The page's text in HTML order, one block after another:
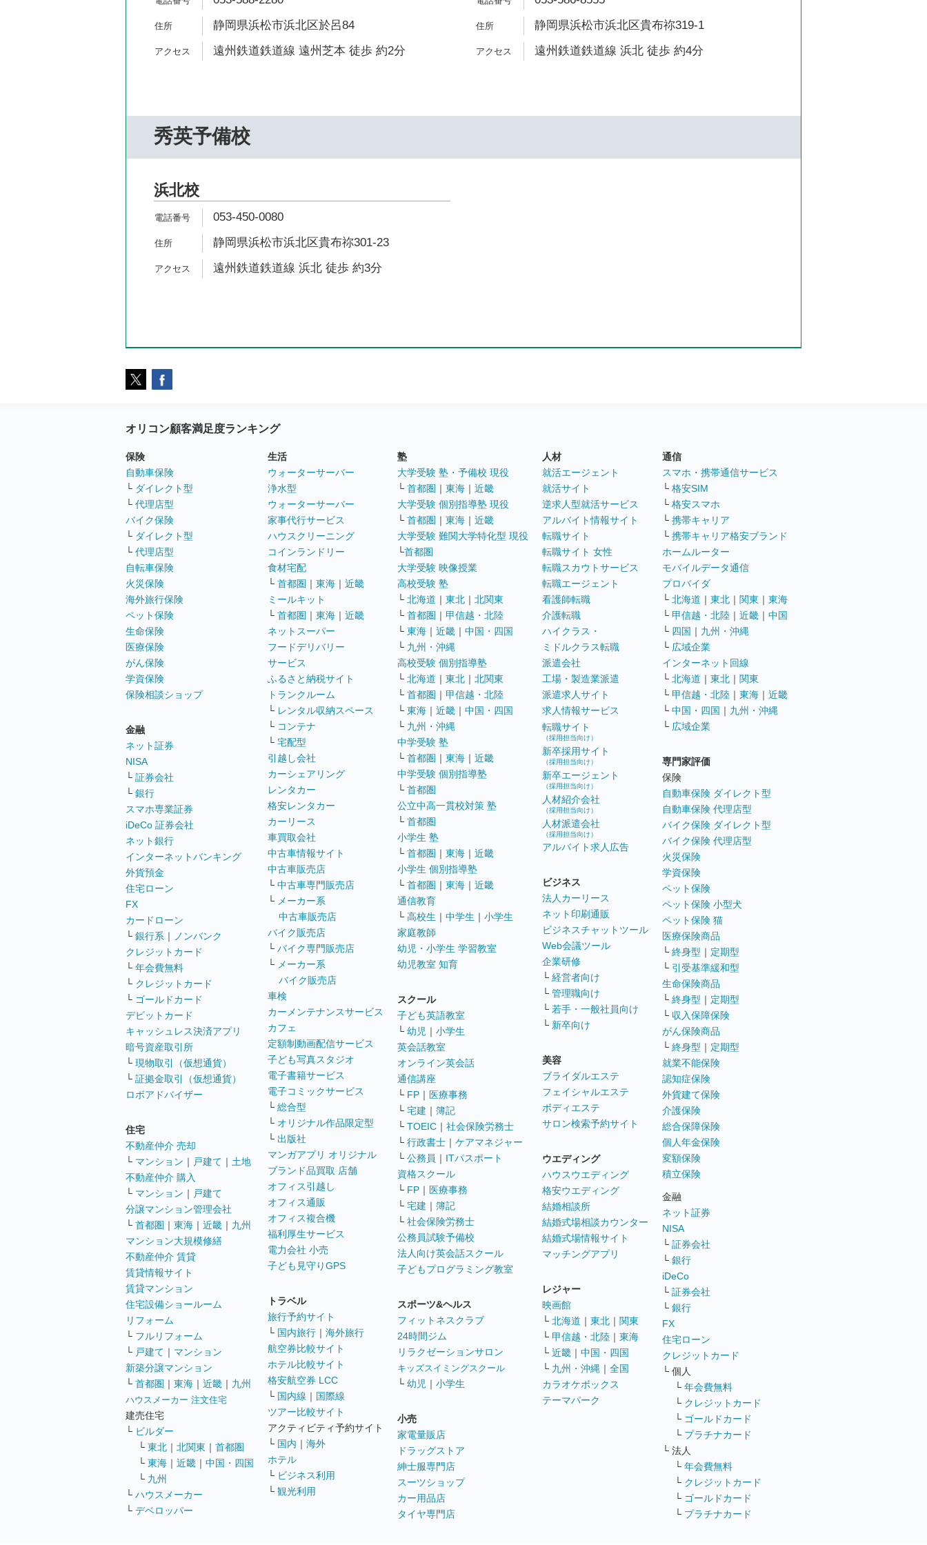
静岡県浜松市浜北区於呂84
遠州鉄道鉄道線 遠州芝本 徒歩 約2分
静岡県浜松市浜北区貴布祢319-1
遠州鉄道鉄道線 浜北 徒歩 約4分
秀英予備校
浜北校
053-450-0080
静岡県浜松市浜北区貴布祢301-23
遠州鉄道鉄道線 浜北 徒歩 約3分
オリコン顧客満足度ランキング
保険
自動車保険
└ ダイレクト型
└ 代理店型
バイク保険
└ ダイレクト型
└ 代理店型
自転車保険
火災保険
海外旅行保険
ペット保険
生命保険
医療保険
がん保険
学資保険
保険相談ショップ
金融
ネット証券
NISA
└ 証券会社
└ 銀行
スマホ専業証券
iDeCo 証券会社
ネット銀行
インターネットバンキング
外貨預金
住宅ローン
FX
カードローン
└ 銀行系 ｜
ノンバンク
クレジットカード
└ 年会費無料
└ クレジットカード
└ ゴールドカード
デビットカード
キャッシュレス決済アプリ
暗号資産取引所
└ 現物取引（仮想通貨）
└ 証拠金取引（仮想通貨）
ロボアドバイザー
住宅
不動産仲介 売却
└ マンション ｜ 戸建て ｜ 土地
不動産仲介 購入
└ マンション ｜ 戸建て
分譲マンション管理会社
└ 首都圏 ｜ 東海 ｜ 近畿 ｜ 九州
マンション大規模修繕
不動産仲介 賃貸
賃貸情報サイト
賃貸マンション
住宅設備ショールーム
リフォーム
└ フルリフォーム
└ 戸建て ｜ マンション
新築分譲マンション
└ 首都圏 ｜ 東海 ｜ 近畿 ｜ 九州
ハウスメーカー 注文住宅
建売住宅
└ ビルダー
└ 東北 ｜ 北関東 ｜ 首都圏
└ 東海 ｜ 近畿 ｜ 中国・四国
└ 九州
└ ハウスメーカー
└ デベロッパー
生活
ウォーターサーバー
浄水型
ウォーターサーバー
家事代行サービス
ハウスクリーニング
コインランドリー
食材宅配
└ 首都圏 ｜ 東海 ｜ 近畿
ミールキット
└ 首都圏 ｜ 東海 ｜ 近畿
ネットスーパー
フードデリバリー
サービス
ふるさと納税サイト
トランクルーム
└ レンタル収納スペース
└ コンテナ
└ 宅配型
引越し会社
カーシェアリング
レンタカー
格安レンタカー
カーリース
車買取会社
中古車情報サイト
中古車販売店
└ 中古車専門販売店
└ メーカー系
中古車販売店
バイク販売店
└ バイク専門販売店
└ メーカー系
バイク販売店
車検
カーメンテナンスサービス
カフェ
定額制動画配信サービス
子ども写真スタジオ
電子書籍サービス
電子コミックサービス
└ 総合型
└ オリジナル作品限定型
└ 出版社
マンガアプリ オリジナル
ブランド品買取 店舗
オフィス引越し
オフィス通販
オフィス複合機
福利厚生サービス
電力会社 小売
子ども見守りGPS
トラベル
旅行予約サイト
└ 国内旅行 ｜ 海外旅行
航空券比較サイト
ホテル比較サイト
格安航空券 LCC
└ 国内線 ｜ 国際線
ツアー比較サイト
アクティビティ予約サイト
└ 国内 ｜ 海外
ホテル
└ ビジネス利用
└ 観光利用
塾
大学受験 塾・予備校 現役
└ 首都圏 ｜ 東海 ｜ 近畿
大学受験 個別指導塾 現役
└ 首都圏 ｜ 東海 ｜ 近畿
大学受験 難関大学特化型 現役
└首都圏
大学受験 映像授業
高校受験 塾
└ 北海道 ｜ 東北 ｜ 北関東
└ 首都圏 ｜ 甲信越・北陸
└ 東海 ｜ 近畿 ｜ 中国・四国
└ 九州・沖縄
高校受験 個別指導塾
└ 北海道 ｜ 東北 ｜ 北関東
└ 首都圏 ｜ 甲信越・北陸
└ 東海 ｜ 近畿 ｜ 中国・四国
└ 九州・沖縄
中学受験 塾
└ 首都圏 ｜ 東海 ｜ 近畿
中学受験 個別指導塾
└ 首都圏
公立中高一貫校対策 塾
└ 首都圏
小学生 塾
└ 首都圏 ｜ 東海 ｜ 近畿
小学生 個別指導塾
└ 首都圏 ｜ 東海 ｜ 近畿
通信教育
└ 高校生 ｜ 中学生 ｜ 小学生
家庭教師
幼児・小学生 学習教室
幼児教室 知育
スクール
子ども英語教室
└ 幼児 ｜ 小学生
英会話教室
オンライン英会話
通信講座
└ FP ｜ 医療事務
└ 宅建 ｜ 簿記
└ TOEIC ｜ 社会保険労務士
└ 行政書士 ｜ ケアマネジャー
└ 公務員 ｜ ITパスポート
資格スクール
└ FP ｜ 医療事務
└ 宅建 ｜ 簿記
└ 社会保険労務士
公務員試験予備校
法人向け英会話スクール
子どもプログラミング教室
スポーツ&ヘルス
フィットネスクラブ
24時間ジム
リラクゼーションサロン
キッズスイミングスクール
└ 幼児 ｜ 小学生
小売
家電量販店
ドラッグストア
紳士服専門店
スーツショップ
カー用品店
タイヤ専門店
人材
就活エージェント
就活サイト
逆求人型就活サービス
アルバイト情報サイト
転職サイト
転職サイト 女性
転職スカウトサービス
転職エージェント
看護師転職
介護転職
ハイクラス・
ミドルクラス転職
派遣会社
工場・製造業派遣
派遣求人サイト
求人情報サービス
転職サイト
（採用担当向け）
新卒採用サイト
（採用担当向け）
新卒エージェント
（採用担当向け）
人材紹介会社
（採用担当向け）
人材派遣会社
（採用担当向け）
アルバイト求人広告
ビジネス
法人カーリース
ネット印刷通販
ビジネスチャットツール
Web会議ツール
企業研修
└ 経営者向け
└ 管理職向け
└ 若手・一般社員向け
└ 新卒向け
美容
ブライダルエステ
フェイシャルエステ
ボディエステ
サロン検索予約サイト
ウエディング
ハウスウエディング
格安ウエディング
結婚相談所
結婚式場相談カウンター
結婚式場情報サイト
マッチングアプリ
レジャー
映画館
└ 北海道 ｜ 東北 ｜ 関東
└ 甲信越・北陸 ｜ 東海
└ 近畿 ｜ 中国・四国
└ 九州・沖縄 ｜ 全国
カラオケボックス
テーマパーク
通信
スマホ・携帯通信サービス
└ 格安SIM
└ 格安スマホ
└ 携帯キャリア
└ 携帯キャリア格安ブランド
ホームルーター
モバイルデータ通信
プロバイダ
└ 北海道 ｜ 東北 ｜ 関東 ｜ 東海
└ 甲信越・北陸 ｜ 近畿 ｜ 中国
└ 四国 ｜ 九州・沖縄
└ 広域企業
インターネット回線
└ 北海道 ｜ 東北 ｜ 関東
└ 甲信越・北陸 ｜ 東海 ｜ 近畿
└ 中国・四国 ｜ 九州・沖縄
└ 広域企業
専門家評価
保険
自動車保険 ダイレクト型
自動車保険 代理店型
バイク保険 ダイレクト型
バイク保険 代理店型
火災保険
学資保険
ペット保険
ペット保険 小型犬
ペット保険 猫
医療保険商品
└ 終身型 ｜ 定期型
└ 引受基準緩和型
生命保険商品
└ 終身型 ｜ 定期型
└ 収入保障保険
がん保険商品
└ 終身型 ｜ 定期型
就業不能保険
認知症保険
外貨建て保険
介護保険
総合保障保険
個人年金保険
変額保険
積立保険
金融
ネット証券
NISA
└ 証券会社
└ 銀行
iDeCo
└ 証券会社
└ 銀行
FX
住宅ローン
クレジットカード
└ 個人
└ 年会費無料
└ クレジットカード
└ ゴールドカード
└ プラチナカード
└ 法人
└ 年会費無料
└ クレジットカード
└ ゴールドカード
└ プラチナカード